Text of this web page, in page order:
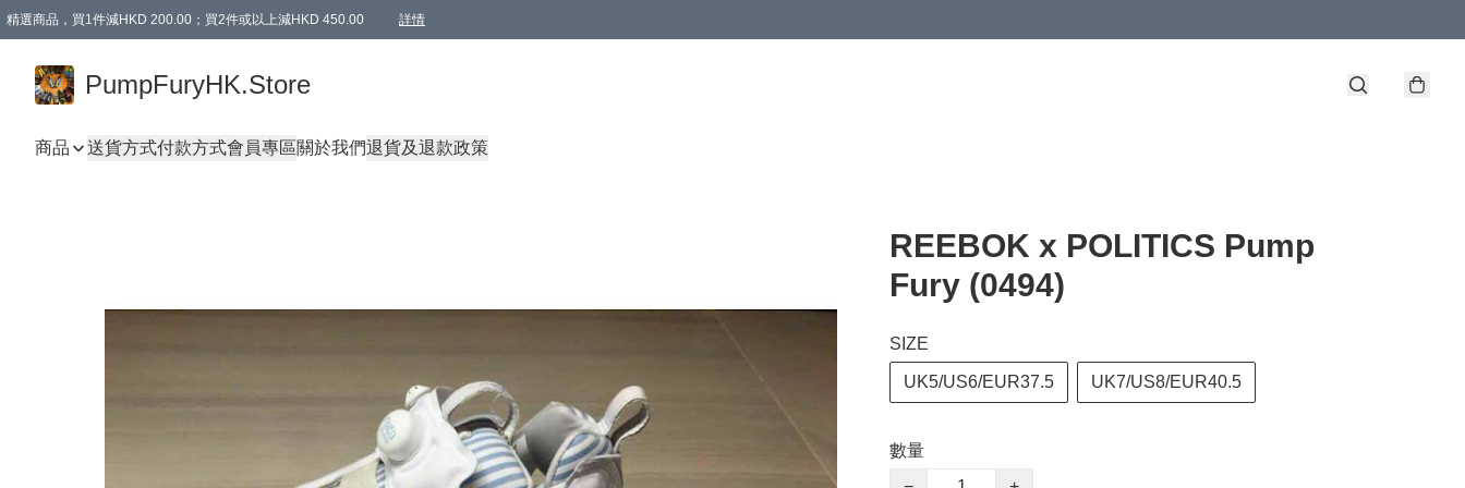
精選商品，買1件減HKD 200.00；買2件或以上減HKD 450.00 詳情
PumpFuryHK.Store
商品 送貨方式付款方式會員專區關於我們退貨及退款政策
REEBOK x POLITICS Pump
Fury (0494)
SIZE
UK5/US6/EUR37.5 UK7/US8/EUR40.5
數量